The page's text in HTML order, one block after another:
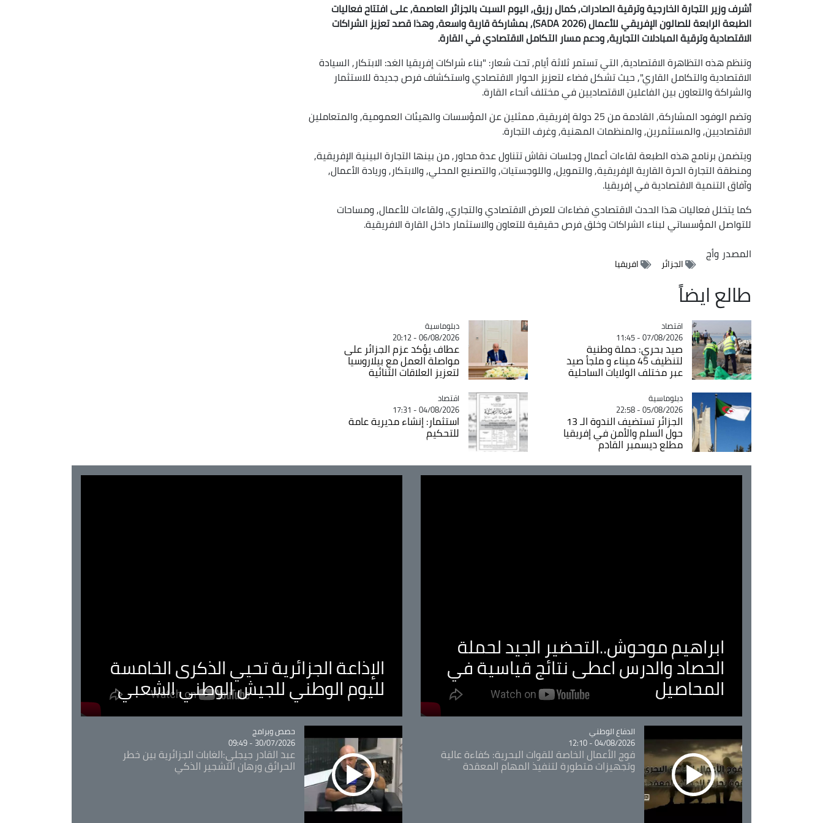
أشرف وزير التجارة الخارجية وترقية الصادرات, كمال رزيق, اليوم السبت بالجزائر العاصمة, على افتتاح فعاليات
الطبعة الرابعة للصالون الإفريقي للأعمال (SADA 2026), بمشاركة قارية واسعة, وهذا قصد تعزيز الشراكات
الاقتصادية وترقية المبادلات التجارية, ودعم مسار التكامل الاقتصادي في القارة.
وتنظم هذه التظاهرة الاقتصادية, التي تستمر ثلاثة أيام, تحت شعار: "بناء شراكات إفريقيا الغد: الابتكار, السيادة
الاقتصادية والتكامل القاري", حيث تشكل فضاء لتعزيز الحوار الاقتصادي واستكشاف فرص جديدة للاستثمار
والشراكة والتعاون بين الفاعلين الاقتصاديين في مختلف أنحاء القارة.
وتضم الوفود المشاركة, القادمة من 25 دولة إفريقية, ممثلين عن المؤسسات والهيئات العمومية, والمتعاملين
الاقتصاديين, والمستثمرين, والمنظمات المهنية, وغرف التجارة.
ويتضمن برنامج هذه الطبعة لقاءات أعمال وجلسات نقاش تتناول عدة محاور, من بينها التجارة البينية الإفريقية,
ومنطقة التجارة الحرة القارية الإفريقية, والتمويل, واللوجستيات, والتصنيع المحلي, والابتكار, وريادة الأعمال,
وآفاق التنمية الاقتصادية في إفريقيا.
كما يتخلل فعاليات هذا الحدث الاقتصادي فضاءات للعرض الاقتصادي والتجاري, ولقاءات للأعمال, ومساحات
للتواصل المؤسساتي لبناء الشراكات وخلق فرص حقيقية للتعاون والاستثمار داخل القارة الافريقية.
المصدر وأج
الجزائر افريقيا
طالع ايضاً
Catégorie
اقتصاد
07/08/2026 - 11:45
صيد بحري: حملة وطنية
لتنظيف 45 ميناء و ملجأ صيد
عبر مختلف الولايات الساحلية
Catégorie
دبلوماسية
06/08/2026 - 20:12
عطاف يؤكد عزم الجزائر على
مواصلة العمل مع بيلاروسيا
لتعزيز العلاقات الثنائية
Catégorie
دبلوماسية
05/08/2026 - 22:58
الجزائر تستضيف الندوة الـ 13
حول السلم والأمن في إفريقيا
مطلع ديسمبر القادم
Catégorie
اقتصاد
04/08/2026 - 17:31
استثمار: إنشاء مديرية عامة
للتحكيم
ابراهيم موحوش..التحضير الجيد لحملة
الحصاد والدرس اعطى نتائج قياسية في
المحاصيل
الإذاعة الجزائرية تحيي الذكرى الخامسة
لليوم الوطني للجيش الوطني الشعبي
Catégorie
الدفاع الوطني
04/08/2026 - 12:10
فوج الأعمال الخاصة للقوات البحرية: كفاءة عالية
وتجهيزات متطورة لتنفيذ المهام المعقدة
Catégorie
حصص وبرامج
30/07/2026 - 09:49
عبد القادر جيجلي:الغابات الجزائرية بين خطر
الحرائق ورهان التشجير الذكي